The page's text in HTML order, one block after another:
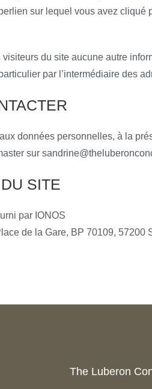
sur lequel vous avez
du site aucune autre
par l’intermédiaire des
données personnelles, à la
sur
SITE
par IONOS
de la Gare, BP 70109, 57200
The Luberon